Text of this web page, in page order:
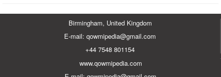
Birmingham, United Kingdom
E-mail: qowmipedia@gmail.com
+44 7548 801154
www.qowmipedia.com